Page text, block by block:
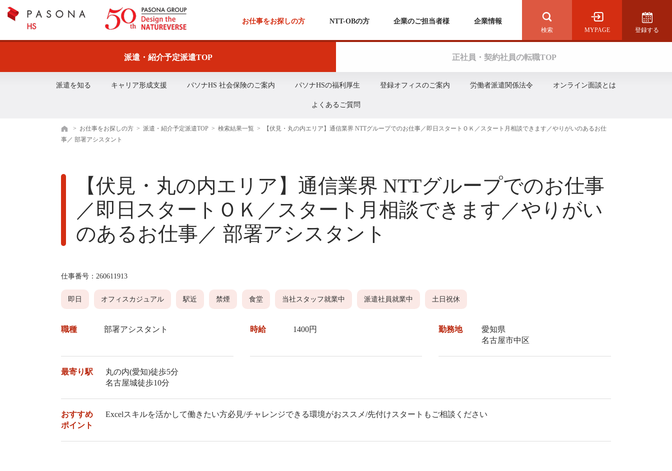
お仕事をお探しの方 NTT-OBの方 企業のご担当者様 企業情報
MYPAGE 登録する
派遣・紹介予定派遣TOP
派遣を知る キャリア形成支援 パソナHS 社会保険のご案内 パソナHSの福利厚生 登録オフィスのご案内 労働者派遣関係法令 オンライン面談とは
よくあるご質問
正社員・契約社員の転職TOP
ホーム
> お仕事をお探しの方 > 派遣・紹介予定派遣TOP > 検索結果一覧 >
【伏見・丸の内エリア】通信業界 NTTグループでのお仕事／即日スタートＯＫ／スタート月相談できます／やりがいのあるお仕
事／ 部署アシスタント
【伏見・丸の内エリア】通信業界 NTTグループでのお仕事
／即日スタートＯＫ／スタート月相談できます／やりがい
のあるお仕事／ 部署アシスタント
仕事番号： 260611913
即日 オフィスカジュアル 駅近 禁煙 食堂 当社スタッフ就業中 派遣社員就業中 土日祝休
職種 部署アシスタント 時給 1400円 勤務地
愛知県
名古屋市中区
最寄り駅
丸の内(愛知)徒歩5分
名古屋城徒歩10分
おすすめ
ポイント
Excelスキルを活かして働きたい方必見/チャレンジできる環境がおススメ/先付けスタートもご相談ください